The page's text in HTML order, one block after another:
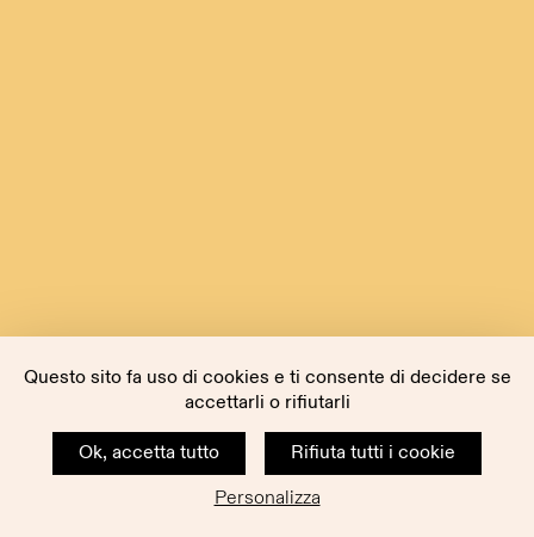
Questo sito fa uso di cookies e ti consente di decidere se
accettarli o rifiutarli
Ok, accetta tutto
Rifiuta tutti i cookie
Personalizza